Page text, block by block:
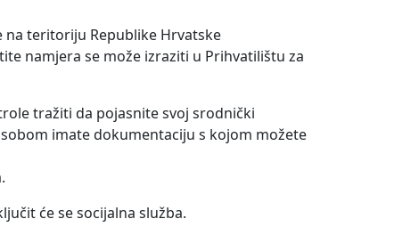
na teritoriju Republike Hrvatske
namjera se može izraziti u Prihvatilištu za
tražiti da pojasnite svoj srodnički
imate dokumentaciju s kojom možete
će se socijalna služba.